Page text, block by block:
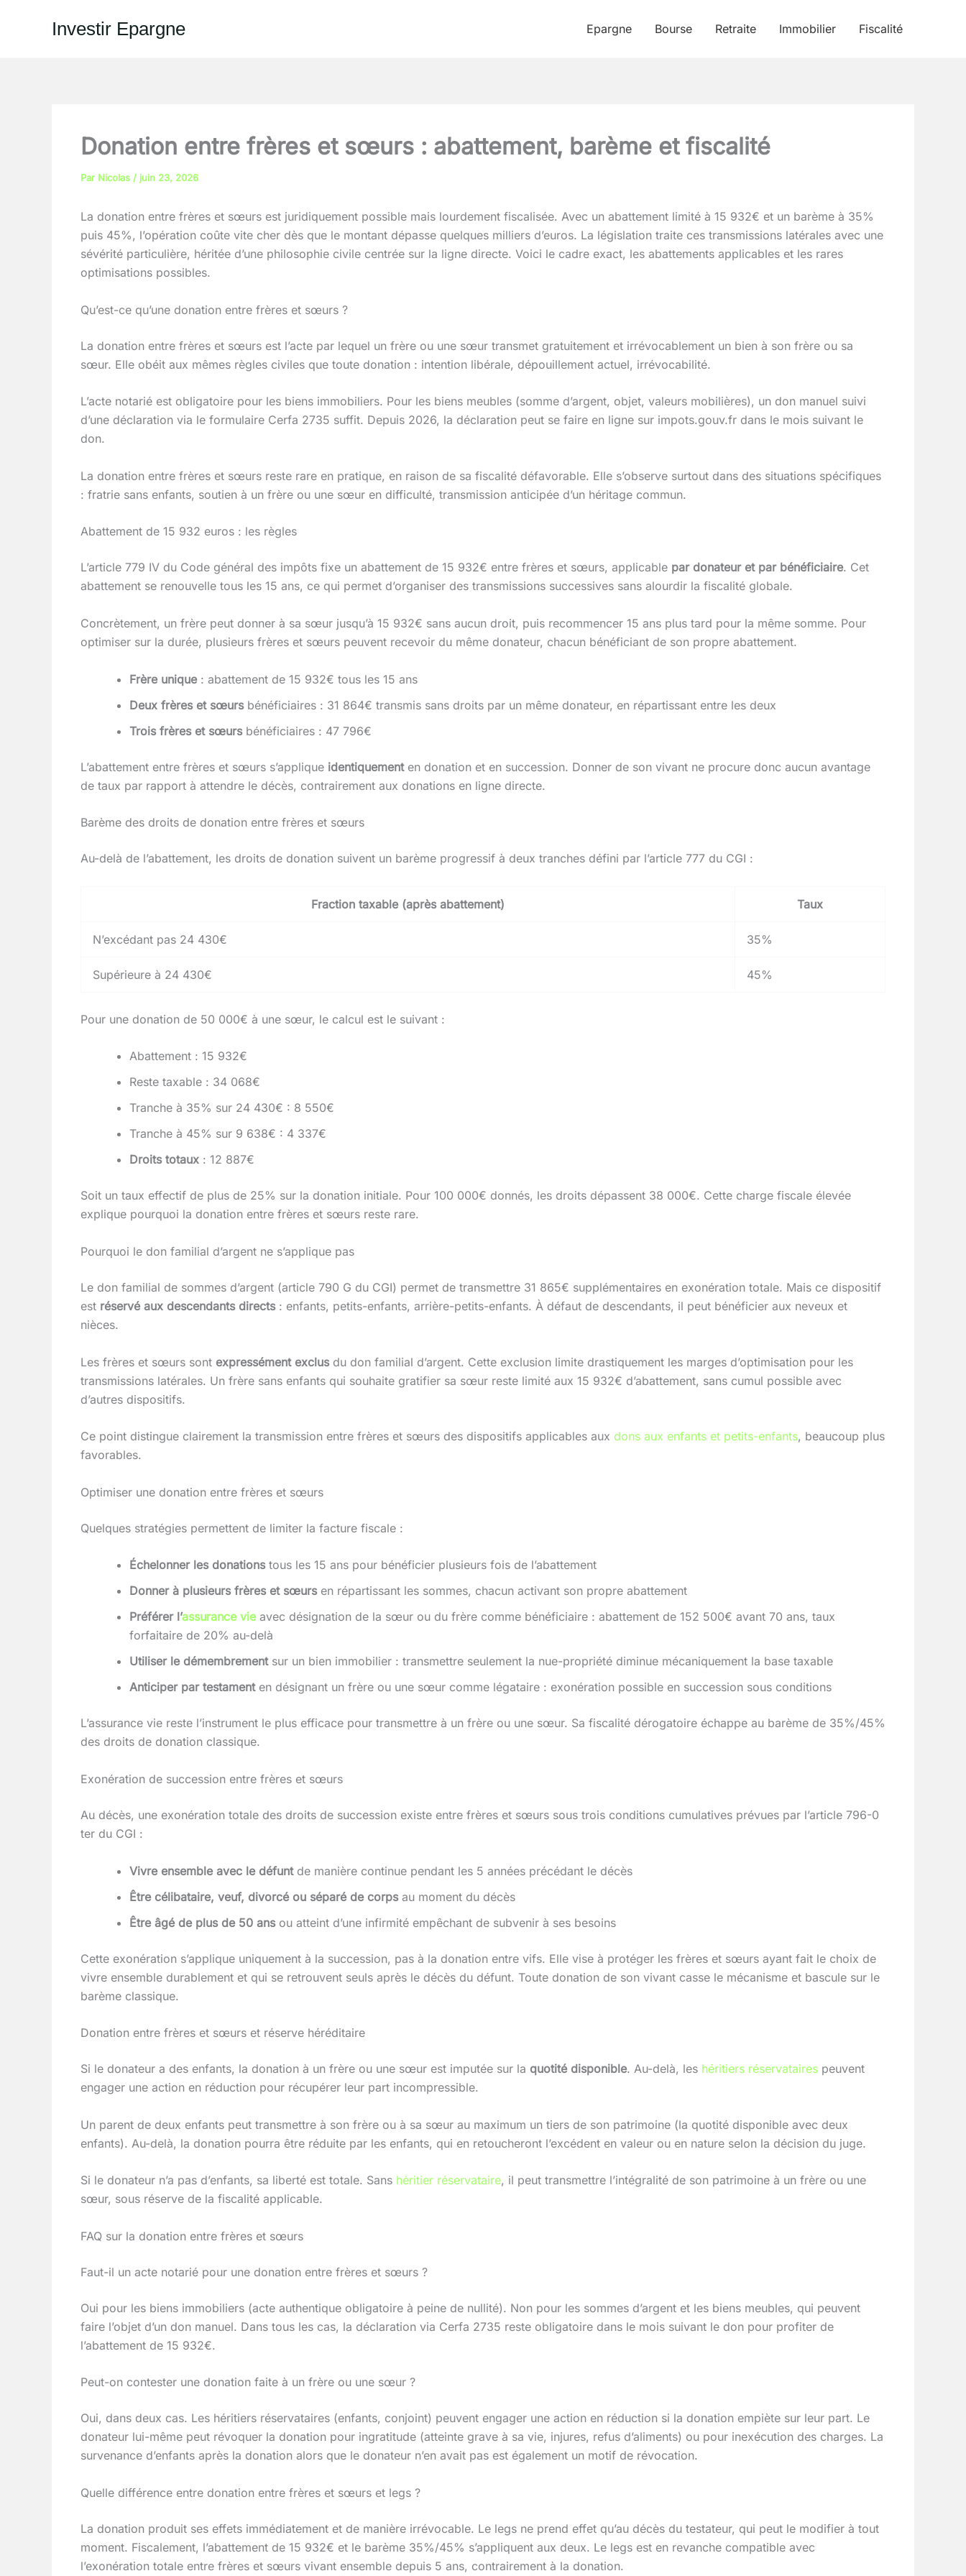
Investir Epargne Epargne Bourse Retraite Immobilier Fiscalité
Donation entre frères et sœurs : abattement, barème et fiscalité
Par Nicolas / juin 23, 2026
La donation entre frères et sœurs est juridiquement possible mais lourdement fiscalisée. Avec un abattement limité à 15 932€ et un barème à 35%
puis 45%, l’opération coûte vite cher dès que le montant dépasse quelques milliers d’euros. La législation traite ces transmissions latérales avec une
sévérité particulière, héritée d’une philosophie civile centrée sur la ligne directe. Voici le cadre exact, les abattements applicables et les rares
optimisations possibles.
Qu’est-ce qu’une donation entre frères et sœurs ?
La donation entre frères et sœurs est l’acte par lequel un frère ou une sœur transmet gratuitement et irrévocablement un bien à son frère ou sa
sœur. Elle obéit aux mêmes règles civiles que toute donation : intention libérale, dépouillement actuel, irrévocabilité.
L’acte notarié est obligatoire pour les biens immobiliers. Pour les biens meubles (somme d’argent, objet, valeurs mobilières), un don manuel suivi
d’une déclaration via le formulaire Cerfa 2735 suffit. Depuis 2026, la déclaration peut se faire en ligne sur impots.gouv.fr dans le mois suivant le
don.
La donation entre frères et sœurs reste rare en pratique, en raison de sa fiscalité défavorable. Elle s’observe surtout dans des situations spécifiques
: fratrie sans enfants, soutien à un frère ou une sœur en difficulté, transmission anticipée d’un héritage commun.
Abattement de 15 932 euros : les règles
L’article 779 IV du Code général des impôts fixe un abattement de 15 932€ entre frères et sœurs, applicable par donateur et par bénéficiaire. Cet
abattement se renouvelle tous les 15 ans, ce qui permet d’organiser des transmissions successives sans alourdir la fiscalité globale.
Concrètement, un frère peut donner à sa sœur jusqu’à 15 932€ sans aucun droit, puis recommencer 15 ans plus tard pour la même somme. Pour
optimiser sur la durée, plusieurs frères et sœurs peuvent recevoir du même donateur, chacun bénéficiant de son propre abattement.
Frère unique: abattement de 15 932€ tous les 15 ans
Deux frères et sœursbénéficiaires : 31 864€ transmis sans droits par un même donateur, en répartissant entre les deux
Trois frères et sœursbénéficiaires : 47 796€
L’abattement entre frères et sœurs s’applique identiquementen donation et en succession. Donner de son vivant ne procure donc aucun avantage
de taux par rapport à attendre le décès, contrairement aux donations en ligne directe.
Barème des droits de donation entre frères et sœurs
Au-delà de l’abattement, les droits de donation suivent un barème progressif à deux tranches défini par l’article 777 du CGI :
Fraction taxable (après abattement) Taux
N’excédant pas 24 430€ 35%
Supérieure à 24 430€ 45%
Pour une donation de 50 000€ à une sœur, le calcul est le suivant :
Abattement : 15 932€
Reste taxable : 34 068€
Tranche à 35% sur 24 430€ : 8 550€
Tranche à 45% sur 9 638€ : 4 337€
Droits totaux : 12 887€
Soit un taux effectif de plus de 25% sur la donation initiale. Pour 100 000€ donnés, les droits dépassent 38 000€. Cette charge fiscale élevée
explique pourquoi la donation entre frères et sœurs reste rare.
Pourquoi le don familial d’argent ne s’applique pas
Le don familial de sommes d’argent (article 790 G du CGI) permet de transmettre 31 865€ supplémentaires en exonération totale. Mais ce dispositif
est réservé aux descendants directs: enfants, petits-enfants, arrière-petits-enfants. À défaut de descendants, il peut bénéficier aux neveux et
nièces.
Les frères et sœurs sont expressément exclusdu don familial d’argent. Cette exclusion limite drastiquement les marges d’optimisation pour les
transmissions latérales. Un frère sans enfants qui souhaite gratifier sa sœur reste limité aux 15 932€ d’abattement, sans cumul possible avec
d’autres dispositifs.
Ce point distingue clairement la transmission entre frères et sœurs des dispositifs applicables aux dons aux enfants et petits-enfants, beaucoup plus
favorables.
Optimiser une donation entre frères et sœurs
Quelques stratégies permettent de limiter la facture fiscale :
Échelonner les donationstous les 15 ans pour bénéficier plusieurs fois de l’abattement
Donner à plusieurs frères et sœursen répartissant les sommes, chacun activant son propre abattement
Préférer l’assurance vieavec désignation de la sœur ou du frère comme bénéficiaire : abattement de 152 500€ avant 70 ans, taux
forfaitaire de 20% au-delà
Utiliser le démembrementsur un bien immobilier : transmettre seulement la nue-propriété diminue mécaniquement la base taxable
Anticiper par testamenten désignant un frère ou une sœur comme légataire : exonération possible en succession sous conditions
L’assurance vie reste l’instrument le plus efficace pour transmettre à un frère ou une sœur. Sa fiscalité dérogatoire échappe au barème de 35%/45%
des droits de donation classique.
Exonération de succession entre frères et sœurs
Au décès, une exonération totale des droits de succession existe entre frères et sœurs sous trois conditions cumulatives prévues par l’article 796-0
ter du CGI :
Vivre ensemble avec le défuntde manière continue pendant les 5 années précédant le décès
Être célibataire, veuf, divorcé ou séparé de corpsau moment du décès
Être âgé de plus de 50 ansou atteint d’une infirmité empêchant de subvenir à ses besoins
Cette exonération s’applique uniquement à la succession, pas à la donation entre vifs. Elle vise à protéger les frères et sœurs ayant fait le choix de
vivre ensemble durablement et qui se retrouvent seuls après le décès du défunt. Toute donation de son vivant casse le mécanisme et bascule sur le
barème classique.
Donation entre frères et sœurs et réserve héréditaire
Si le donateur a des enfants, la donation à un frère ou une sœur est imputée sur la quotité disponible. Au-delà, les héritiers réservataires peuvent
engager une action en réduction pour récupérer leur part incompressible.
Un parent de deux enfants peut transmettre à son frère ou à sa sœur au maximum un tiers de son patrimoine (la quotité disponible avec deux
enfants). Au-delà, la donation pourra être réduite par les enfants, qui en retoucheront l’excédent en valeur ou en nature selon la décision du juge.
Si le donateur n’a pas d’enfants, sa liberté est totale. Sans héritier réservataire, il peut transmettre l’intégralité de son patrimoine à un frère ou une
sœur, sous réserve de la fiscalité applicable.
FAQ sur la donation entre frères et sœurs
Faut-il un acte notarié pour une donation entre frères et sœurs ?
Oui pour les biens immobiliers (acte authentique obligatoire à peine de nullité). Non pour les sommes d’argent et les biens meubles, qui peuvent
faire l’objet d’un don manuel. Dans tous les cas, la déclaration via Cerfa 2735 reste obligatoire dans le mois suivant le don pour profiter de
l’abattement de 15 932€.
Peut-on contester une donation faite à un frère ou une sœur ?
Oui, dans deux cas. Les héritiers réservataires (enfants, conjoint) peuvent engager une action en réduction si la donation empiète sur leur part. Le
donateur lui-même peut révoquer la donation pour ingratitude (atteinte grave à sa vie, injures, refus d’aliments) ou pour inexécution des charges. La
survenance d’enfants après la donation alors que le donateur n’en avait pas est également un motif de révocation.
Quelle différence entre donation entre frères et sœurs et legs ?
La donation produit ses effets immédiatement et de manière irrévocable. Le legs ne prend effet qu’au décès du testateur, qui peut le modifier à tout
moment. Fiscalement, l’abattement de 15 932€ et le barème 35%/45% s’appliquent aux deux. Le legs est en revanche compatible avec
l’exonération totale entre frères et sœurs vivant ensemble depuis 5 ans, contrairement à la donation.